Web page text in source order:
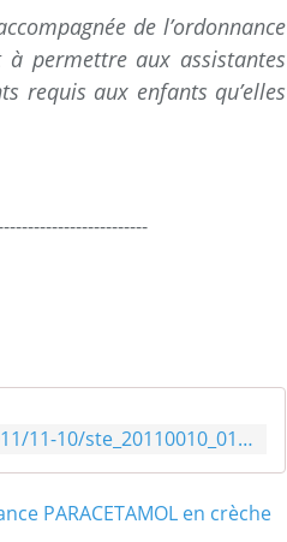
de l’ordonnance
permettre aux assistantes
requis aux enfants qu’elles
http://social-sante.gouv.fr/fichiers/bo/2011/11-10/ste_20110010_0100_0056.pdf